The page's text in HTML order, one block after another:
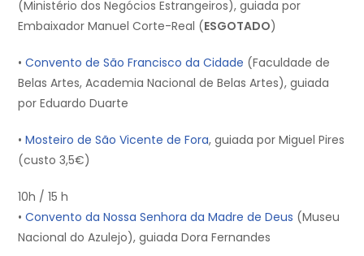
(Ministério dos Negócios Estrangeiros), guiada por
Embaixador Manuel Corte-Real (ESGOTADO)
• Convento de São Francisco da Cidade (Faculdade de
Belas Artes, Academia Nacional de Belas Artes), guiada
por Eduardo Duarte
• Mosteiro de São Vicente de Fora, guiada por Miguel Pires
(custo 3,5€)
10h / 15 h
• Convento da Nossa Senhora da Madre de Deus (Museu
Nacional do Azulejo), guiada Dora Fernandes